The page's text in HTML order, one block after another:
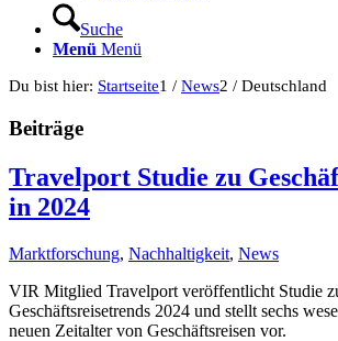
Suche
Menü Menü
Du bist hier: Startseite1 / News2 / Deutschland
Beiträge
Travelport Studie zu
in 2024
Marktforschung, Nachhaltigkeit, News
VIR Mitglied Travelport veröffentlicht Studie
Geschäftsreisetrends 2024 und stellt sechs
neuen Zeitalter von Geschäftsreisen vor.